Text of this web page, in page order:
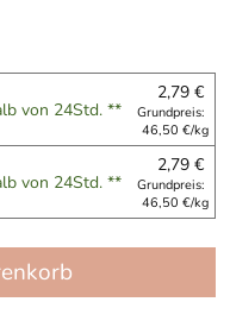
von 24Std. **
2,79 €
Grundpreis:
46,50 €/kg
von 24Std. **
2,79 €
Grundpreis:
46,50 €/kg